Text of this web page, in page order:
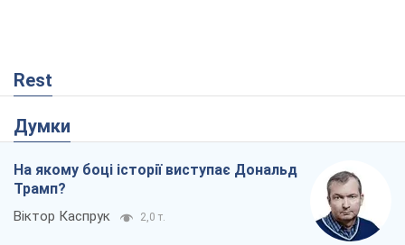
Rest
Думки
На якому боці історії виступає Дональд
Трамп?
Віктор Каспрук 2,0 т.